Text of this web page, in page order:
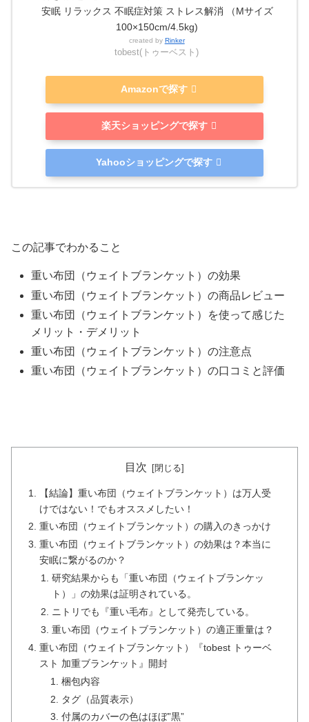
安眠 リラックス 不眠症対策 ストレス解消 （Mサイズ
100×150cm/4.5kg)
created by Rinker
tobest(トゥーベスト)
Amazonで探す
楽天ショッピングで探す
Yahooショッピングで探す
この記事でわかること
重い布団（ウェイトブランケット）の効果
重い布団（ウェイトブランケット）の商品レビュー
重い布団（ウェイトブランケット）を使って感じた
メリット・デメリット
重い布団（ウェイトブランケット）の注意点
重い布団（ウェイトブランケット）の口コミと評価
目次
【結論】重い布団（ウェイトブランケット）は万人受
けではない！でもオススメしたい！
重い布団（ウェイトブランケット）の購入のきっかけ
重い布団（ウェイトブランケット）の効果は？本当に
安眠に繋がるのか？
研究結果からも「重い布団（ウェイトブランケッ
ト）」の効果は証明されている。
ニトリでも『重い毛布』として発売している。
重い布団（ウェイトブランケット）の適正重量は？
重い布団（ウェイトブランケット）『tobest トゥーベ
スト 加重ブランケット』開封
梱包内容
タグ（品質表示）
付属のカバーの色はほぼ”黒”